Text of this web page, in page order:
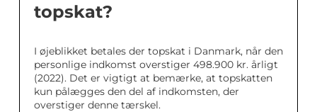
topskat?
I øjeblikket betales der topskat i Danmark, når den
personlige indkomst overstiger 498.900 kr. årligt
(2022). Det er vigtigt at bemærke, at topskatten
kun pålægges den del af indkomsten, der
overstiger denne tærskel.